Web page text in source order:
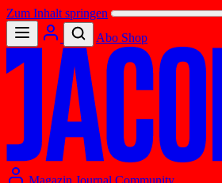
Zum Inhalt springen
Abo Shop